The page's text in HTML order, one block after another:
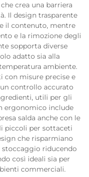
crea una barriera
Il design trasparente
il contenuto, mentre
e la rimozione degli
sopporta diverse
adatto sia alla
ambiente.
misure precise e
controllo accurato
utili per gli
ergonomico include
salda anche con le
piccoli per sottaceti
che risparmiano
riducendo
così ideali sia per
commerciali.